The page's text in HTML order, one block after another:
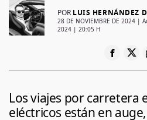
SÍGUENOS
POR LUIS HERNÁNDEZ
28 DE NOVIEMBRE DE 2024 |
2024 | 20:05 H
Los viajes por carretera
eléctricos están en